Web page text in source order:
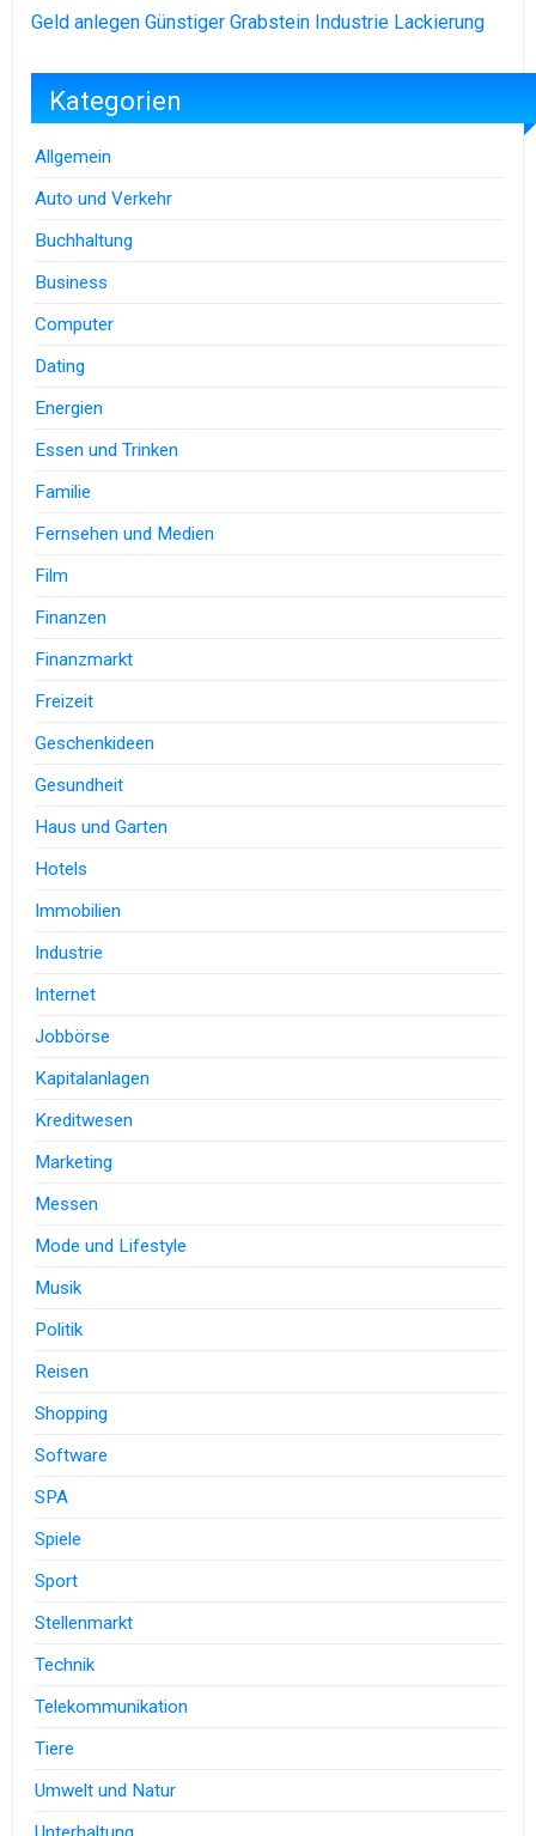
Geld anlegen Günstiger Grabstein Industrie Lackierung
Kategorien
Allgemein
Auto und Verkehr
Buchhaltung
Business
Computer
Dating
Energien
Essen und Trinken
Familie
Fernsehen und Medien
Film
Finanzen
Finanzmarkt
Freizeit
Geschenkideen
Gesundheit
Haus und Garten
Hotels
Immobilien
Industrie
Internet
Jobbörse
Kapitalanlagen
Kreditwesen
Marketing
Messen
Mode und Lifestyle
Musik
Politik
Reisen
Shopping
Software
SPA
Spiele
Sport
Stellenmarkt
Technik
Telekommunikation
Tiere
Umwelt und Natur